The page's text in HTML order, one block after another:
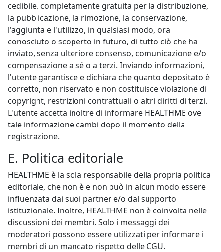
cedibile, completamente gratuita per la distribuzione,
la pubblicazione, la rimozione, la conservazione,
l'aggiunta e l'utilizzo, in qualsiasi modo, ora
conosciuto o scoperto in futuro, di tutto ciò che ha
inviato, senza ulteriore consenso, comunicazione e/o
compensazione a sé o a terzi. Inviando informazioni,
l'utente garantisce e dichiara che quanto depositato è
corretto, non riservato e non costituisce violazione di
copyright, restrizioni contrattuali o altri diritti di terzi.
L'utente accetta inoltre di informare HEALTHME ove
tale informazione cambi dopo il momento della
registrazione.
E. Politica editoriale
HEALTHME è la sola responsabile della propria politica
editoriale, che non è e non può in alcun modo essere
influenzata dai suoi partner e/o dal supporto
istituzionale. Inoltre, HEALTHME non è coinvolta nelle
discussioni dei membri. Solo i messaggi dei
moderatori possono essere utilizzati per informare i
membri di un mancato rispetto delle CGU.